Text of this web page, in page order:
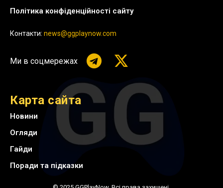
Політика конфіденційності сайту
Контакти: news@ggplaynow.com
Ми в соцмережах
Карта сайта
Новини
Огляди
Гайди
Поради та підказки